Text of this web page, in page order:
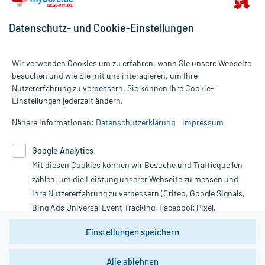
Alle Preise gelten inkl. MwSt., ggf. zzgl. Versandkosten
Informationen auf dieser Website werden ausschließlich für
die Untersuchung und Behandlung durch einen Arzt. Bitte
Therapien eingeleitet werden können. | Diese Webseite benutzt
Google Analytics. Lesen Sie bitte dazu die wichtigen Hinweise in
unserer Datenschutzerklärung. Für den Widerruf einer Bestellung
nutzen Sie das Formular:
Vertrag widerrufen
*Hinweise zu unseren Aktionen und Bewertungen
Datenschutz- und Cookie-Einstellungen
Wir verwenden Cookies um zu erfahren, wann Sie unsere Webseite
besuchen und wie Sie mit uns interagieren, um Ihre
Nutzererfahrung zu verbessern. Sie können Ihre Cookie-
Einstellungen jederzeit ändern.
Nähere Informationen: Datenschutzerklärung Impressum
Google Analytics
Mit diesen Cookies können wir Besuche und Trafficquellen
zählen, um die Leistung unserer Webseite zu messen und
Ihre Nutzererfahrung zu verbessern (Criteo, Google Signals,
Bing Ads Universal Event Tracking, Facebook Pixel,
Youtube-Social Plugin).
Wir weisen darauf hin, dass die
Einstellungen speichern
Alle ablehnen